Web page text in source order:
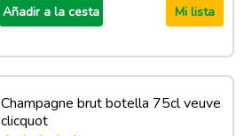
Añadir a la cesta Mi lista
Champagne brut botella 75cl veuve
clicquot